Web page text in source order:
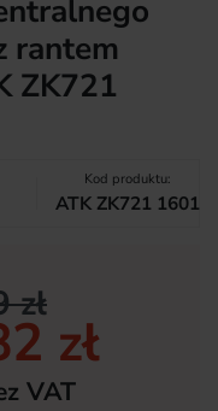
rantem
ZK721
Kod produktu:
ATK ZK721 1601
zł
zł
VAT